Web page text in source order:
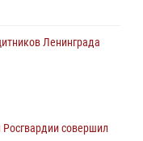
Ленинграда
Сергея Перца
совершил